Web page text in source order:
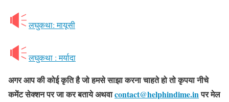
लघुकथा: मायूसी
लघुकथा : मर्यादा
अगर आप की कोई कृति है जो हमसे साझा करना चाहते हो तो कृपया नीचे
कमेंट सेक्शन पर जा कर बतायेअथवाcontact@helphindime.inपर मेल